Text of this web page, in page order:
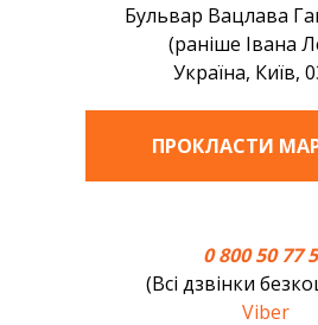
Бульвар Вацлава
(раніше Івана
Україна, Київ,
ПРОКЛАСТИ
0 800 50 77
(Всі дзвінки
Viber